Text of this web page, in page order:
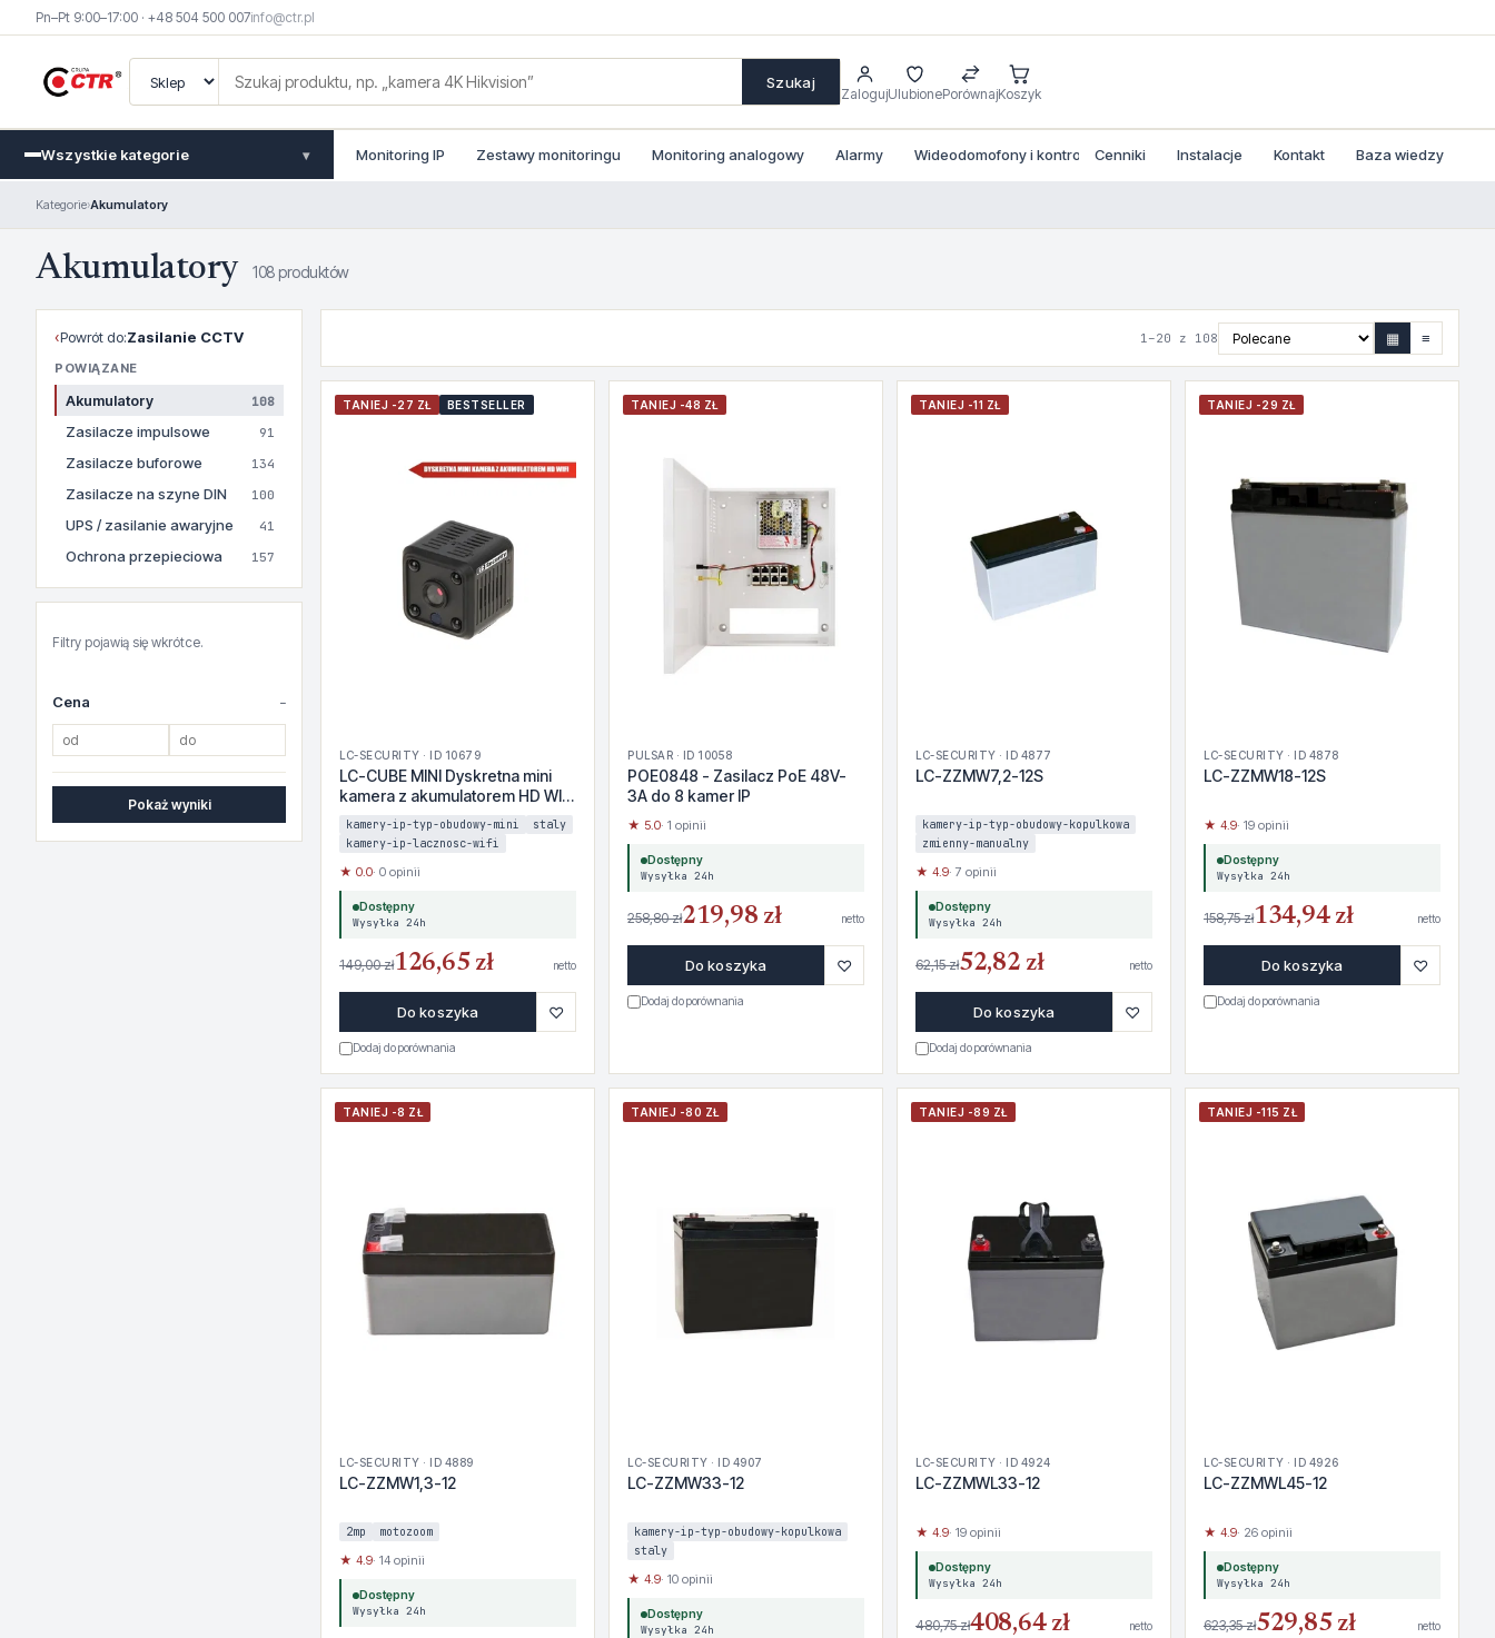
Pn–Pt 9:00–17:00 · +48 504 500 007info@ctr.pl
Szukaj
ZalogujUlubionePorównajKoszyk
Wszystkie kategorie ▾ Monitoring IP Zestawy monitoringu Monitoring analogowy Alarmy Wideodomofony i kontrola dostepu
Cenniki Instalacje Kontakt Baza wiedzy
Kategorie›Akumulatory
Akumulatory 108 produktów
‹Powrót do:Zasilanie CCTV
POWIĄZANE
Akumulatory 108
Zasilacze impulsowe 91
Zasilacze buforowe 134
Zasilacze na szyne DIN 100
UPS / zasilanie awaryjne 41
Ochrona przepieciowa 157
Filtry pojawią się wkrótce.
Cena
Pokaż wyniki
1–20 z 108 ▦ ≡
TANIEJ -27 ZŁ BESTSELLER
LC-SECURITY · ID 10679
LC-CUBE MINI Dyskretna mini
kamera z akumulatorem HD WI-
FIkamery-ip-typ-obudowy-mini
staly
kamery-ip-lacznosc-wifi
★ 0.0· 0 opinii
Dostępny
Wysyłka 24h
149,00 zł126,65 zł netto
Do koszyka ♡
Dodaj do porównania
TANIEJ -48 ZŁ
PULSAR · ID 10058
POE0848 - Zasilacz PoE 48V-
3A do 8 kamer IP
★ 5.0· 1 opinii
Dostępny
Wysyłka 24h
258,80 zł219,98 zł netto
Do koszyka ♡
Dodaj do porównania
TANIEJ -11 ZŁ
LC-SECURITY · ID 4877
LC-ZZMW7,2-12S
kamery-ip-typ-obudowy-kopulkowa
zmienny-manualny
★ 4.9· 7 opinii
Dostępny
Wysyłka 24h
62,15 zł52,82 zł netto
Do koszyka ♡
Dodaj do porównania
TANIEJ -29 ZŁ
LC-SECURITY · ID 4878
LC-ZZMW18-12S
★ 4.9· 19 opinii
Dostępny
Wysyłka 24h
158,75 zł134,94 zł netto
Do koszyka ♡
Dodaj do porównania
TANIEJ -8 ZŁ
LC-SECURITY · ID 4889
LC-ZZMW1,3-12
2mp motozoom
★ 4.9· 14 opinii
Dostępny
Wysyłka 24h
TANIEJ -80 ZŁ
LC-SECURITY · ID 4907
LC-ZZMW33-12
kamery-ip-typ-obudowy-kopulkowa
staly
★ 4.9· 10 opinii
Dostępny
Wysyłka 24h
TANIEJ -89 ZŁ
LC-SECURITY · ID 4924
LC-ZZMWL33-12
★ 4.9· 19 opinii
Dostępny
Wysyłka 24h
480,75 zł408,64 zł netto
TANIEJ -115 ZŁ
LC-SECURITY · ID 4926
LC-ZZMWL45-12
★ 4.9· 26 opinii
Dostępny
Wysyłka 24h
623,35 zł529,85 zł netto